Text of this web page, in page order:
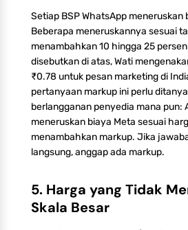
Setiap BSP WhatsApp
Beberapa meneruskannya sesuai
menambahkan 10 hingga 25
disebutkan di atas, Wati
₹0.78 untuk pesan marketing di
pertanyaan markup ini perlu
berlangganan penyedia mana pun:
meneruskan biaya Meta sesuai
menambahkan markup. Jika
langsung, anggap ada markup.
5. Harga yang Tidak
Skala Besar